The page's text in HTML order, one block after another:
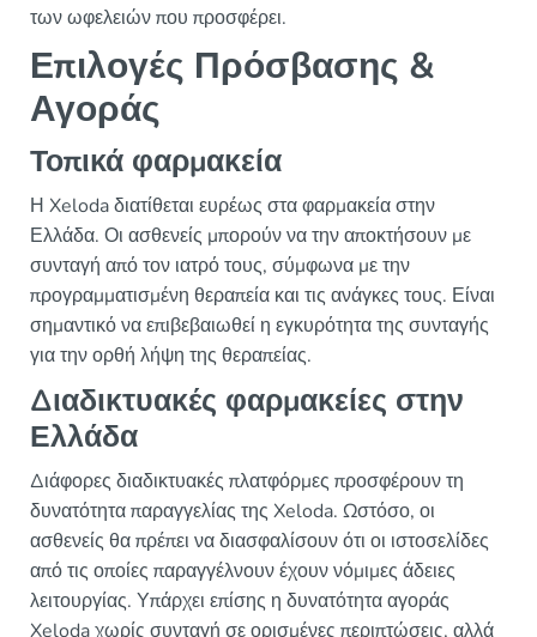
των ωφελειών που προσφέρει.
Επιλογές Πρόσβασης &
Αγοράς
Τοπικά φαρμακεία
Η Xeloda διατίθεται ευρέως στα φαρμακεία στην
Ελλάδα. Οι ασθενείς μπορούν να την αποκτήσουν με
συνταγή από τον ιατρό τους, σύμφωνα με την
προγραμματισμένη θεραπεία και τις ανάγκες τους. Είναι
σημαντικό να επιβεβαιωθεί η εγκυρότητα της συνταγής
για την ορθή λήψη της θεραπείας.
Διαδικτυακές φαρμακείες στην
Ελλάδα
Διάφορες διαδικτυακές πλατφόρμες προσφέρουν τη
δυνατότητα παραγγελίας της Xeloda. Ωστόσο, οι
ασθενείς θα πρέπει να διασφαλίσουν ότι οι ιστοσελίδες
από τις οποίες παραγγέλνουν έχουν νόμιμες άδειες
λειτουργίας. Υπάρχει επίσης η δυνατότητα αγοράς
Xeloda χωρίς συνταγή σε ορισμένες περιπτώσεις, αλλά